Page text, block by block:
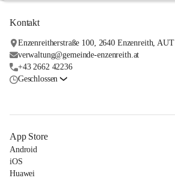
Kontakt
Enzenreitherstraße 100, 2640 Enzenreith, AUT
verwaltung@gemeinde-enzenreith.at
+43 2662 42236
Geschlossen
App Store
Android
iOS
Huawei